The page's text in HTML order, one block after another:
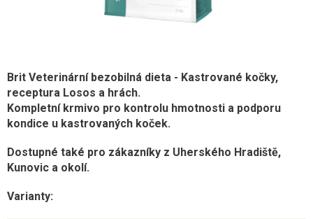
Brit Veterinární bezobilná dieta - Kastrované kočky,
receptura Losos a hrách.
Kompletní krmivo pro kontrolu hmotnosti a podporu
kondice u kastrovaných koček.
Dostupné také pro zákazníky z Uherského Hradiště,
Kunovic a okolí.